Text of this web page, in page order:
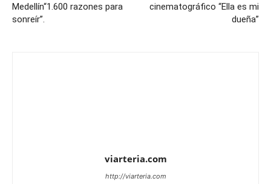
Medellín“1.600 razones para
sonreír”.
cinematográfico “Ella es mi
dueña”
viarteria.com
http://viarteria.com